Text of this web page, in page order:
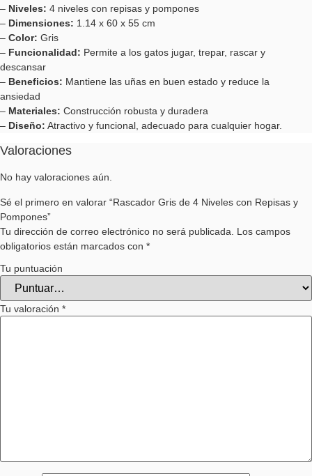
– Niveles: 4 niveles con repisas y pompones
– Dimensiones: 1.14 x 60 x 55 cm
– Color: Gris
– Funcionalidad: Permite a los gatos jugar, trepar, rascar y
descansar
– Beneficios: Mantiene las uñas en buen estado y reduce la
ansiedad
– Materiales: Construcción robusta y duradera
– Diseño: Atractivo y funcional, adecuado para cualquier hogar.
Valoraciones
No hay valoraciones aún.
Sé el primero en valorar “Rascador Gris de 4 Niveles con Repisas y
Pompones”
Tu dirección de correo electrónico no será publicada.
Los campos
obligatorios están marcados con *
Tu puntuación
Tu valoración *